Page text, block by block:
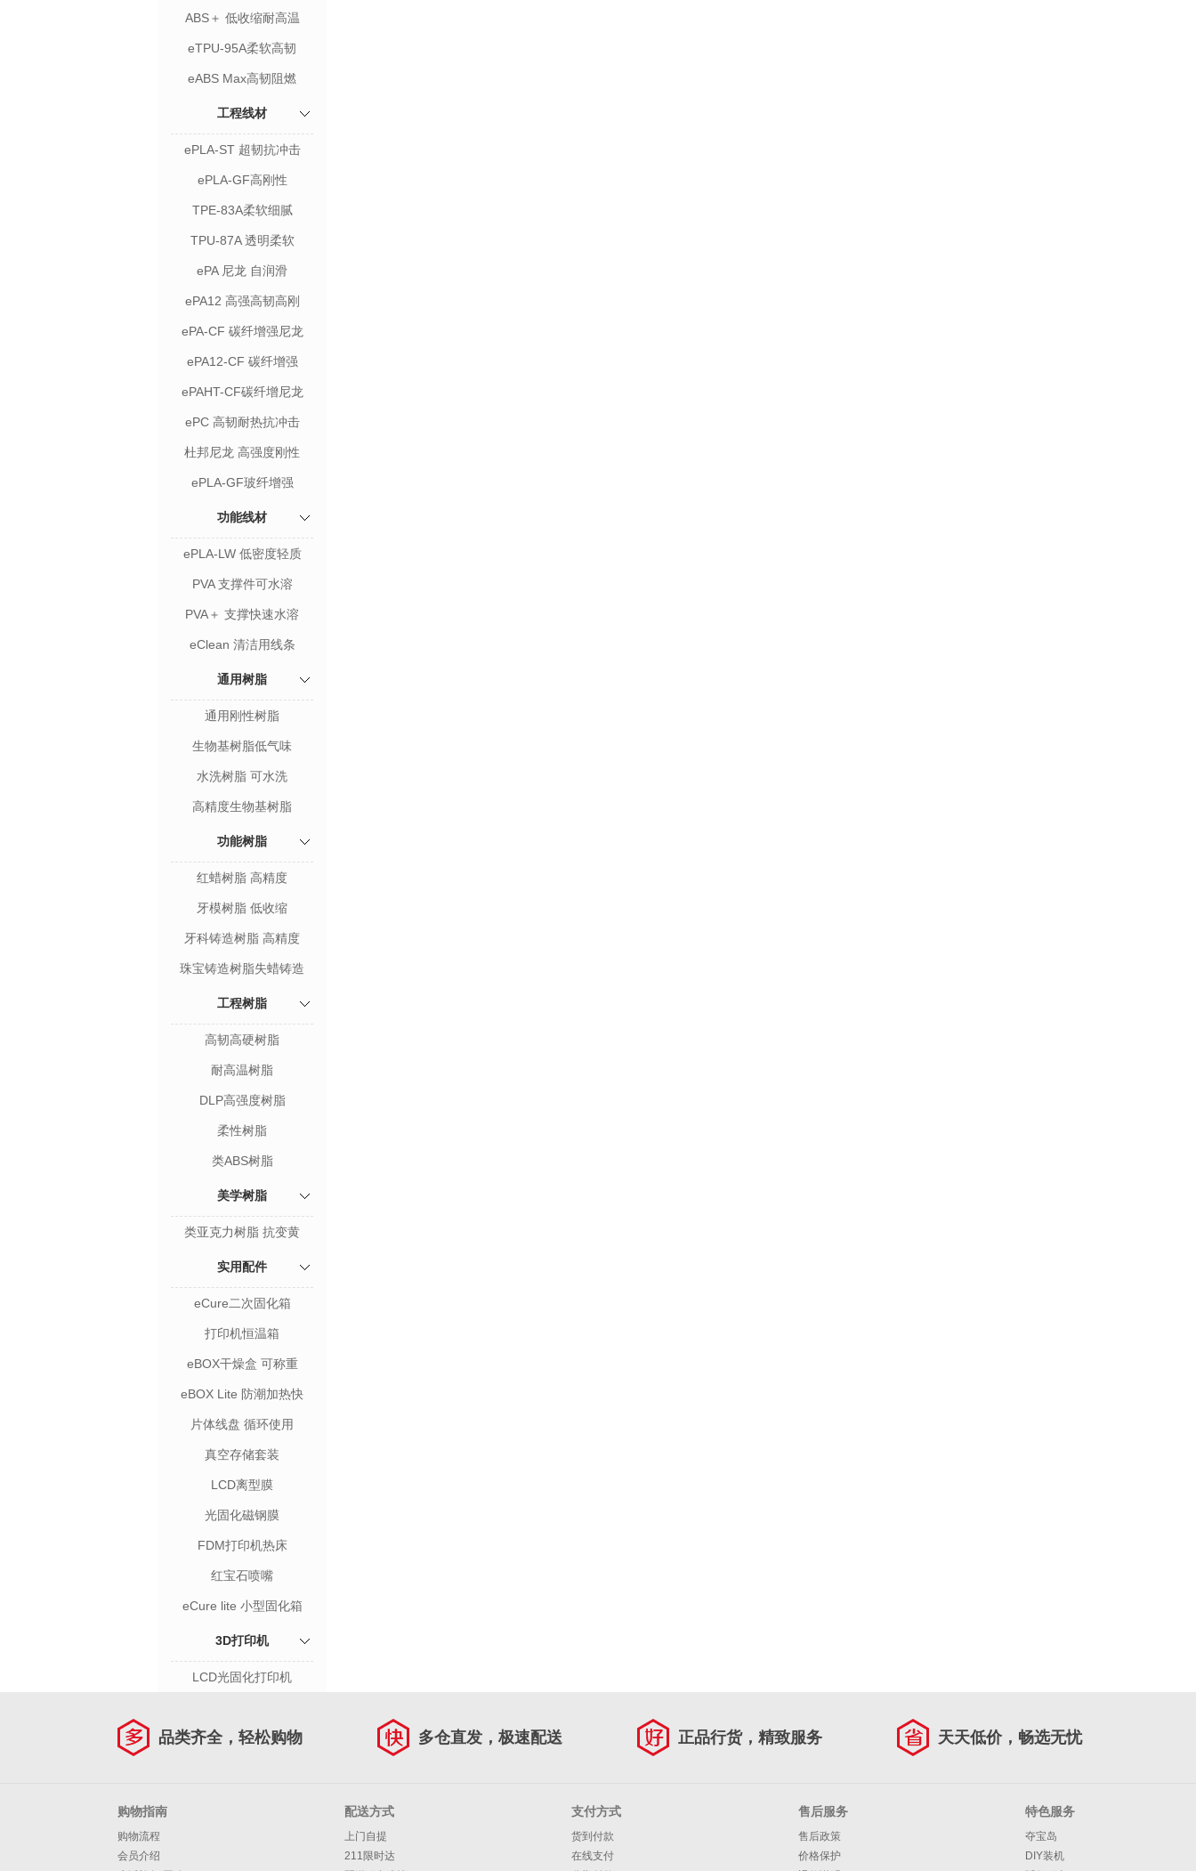
ABS＋ 低收缩耐高温
eTPU-95A柔软高韧
eABS Max高韧阻燃
工程线材
ePLA-ST 超韧抗冲击
ePLA-GF高刚性
TPE-83A柔软细腻
TPU-87A 透明柔软
ePA 尼龙 自润滑
ePA12 高强高韧高刚
ePA-CF 碳纤增强尼龙
ePA12-CF 碳纤增强
ePAHT-CF碳纤增尼龙
ePC 高韧耐热抗冲击
杜邦尼龙 高强度刚性
ePLA-GF玻纤增强
功能线材
ePLA-LW 低密度轻质
PVA 支撑件可水溶
PVA＋ 支撑快速水溶
eClean 清洁用线条
通用树脂
通用刚性树脂
生物基树脂低气味
水洗树脂 可水洗
高精度生物基树脂
功能树脂
红蜡树脂 高精度
牙模树脂 低收缩
牙科铸造树脂 高精度
珠宝铸造树脂失蜡铸造
工程树脂
高韧高硬树脂
耐高温树脂
DLP高强度树脂
柔性树脂
类ABS树脂
美学树脂
类亚克力树脂 抗变黄
实用配件
eCure二次固化箱
打印机恒温箱
eBOX干燥盒 可称重
eBOX Lite 防潮加热快
片体线盘 循环使用
真空存储套装
LCD离型膜
光固化磁钢膜
FDM打印机热床
红宝石喷嘴
eCure lite 小型固化箱
3D打印机
LCD光固化打印机
品类齐全，轻松购物 多仓直发，极速配送 正品行货，精致服务 天天低价，畅选无忧
购物指南
购物流程
会员介绍
配送方式
上门自提
211限时达
支付方式
货到付款
在线支付
售后服务
售后政策
价格保护
特色服务
夺宝岛
DIY装机